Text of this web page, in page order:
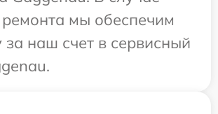
мы обеспечим
за наш счет в сервисный